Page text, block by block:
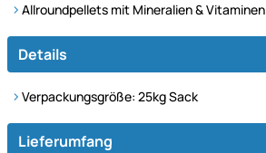
Allroundpellets mit Mineralien & Vitaminen
Details
Verpackungsgröße: 25kg Sack
Lieferumfang